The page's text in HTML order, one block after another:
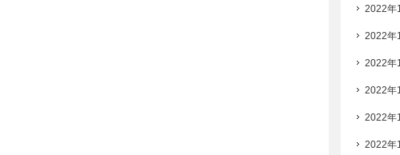
2022年
2022年
2022年
2022年
2022年
2022年